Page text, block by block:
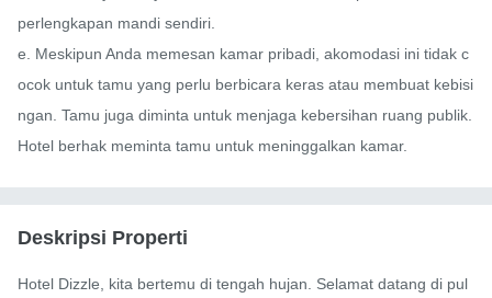
perlengkapan mandi sendiri.
e. Meskipun Anda memesan kamar pribadi, akomodasi ini tidak c
ocok untuk tamu yang perlu berbicara keras atau membuat kebisi
ngan. Tamu juga diminta untuk menjaga kebersihan ruang publik.
Hotel berhak meminta tamu untuk meninggalkan kamar.
Deskripsi Properti
Hotel Dizzle, kita bertemu di tengah hujan. Selamat datang di pul